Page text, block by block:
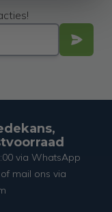
via WhatsApp
mail ons via